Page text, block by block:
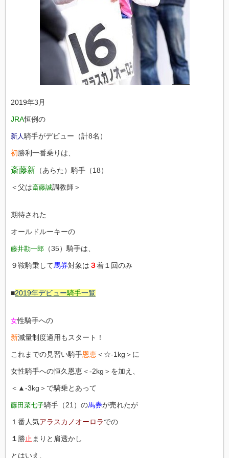
2019年3月
JRA恒例の
新人騎手がデビュー（計8名）
初勝利一番乗りは、
斎藤新 （あらた）騎手（18）
＜父は斎藤誠調教師＞
期待された
オールドルーキーの
藤井勘一郎 （35）騎手は、
９鞍騎乗して馬券対象は ３着１回のみ
■2019年デビュー騎手一覧
女性騎手への
新減量制度適用もスタート！
これまでの見習い騎手恩恵＜☆-1kg＞に
女性騎手への恒久恩恵＜-2kg＞を加え、
＜▲-3kg＞で騎乗とあって
藤田菜七子騎手（21）の馬券が売れたが
１番人気アラスカノオーロラでの
１ 勝 止 まりと肩透かし
とはいえ、